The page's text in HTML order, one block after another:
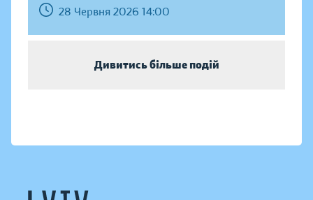
28 Червня 2026 14:00
Дивитись більше подій